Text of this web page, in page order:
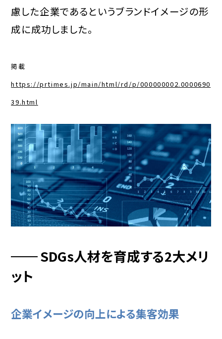
慮した企業であるというブランドイメージの形
成に成功しました。
掲載
https://prtimes.jp/main/html/rd/p/000000002.0000690
39.html
SDGs人材を育成する2大メリ
ット
企業イメージの向上による集客効果